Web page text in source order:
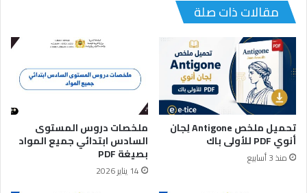
مقالات ذات صلة
تحميل ملخص Antigone لِجان
أنوي PDF للأولى باك
منذ 3 أسابيع
ملخصات دروس المستوى
السادس ابتدائي جميع المواد
بصيغة PDF
14 يناير 2026